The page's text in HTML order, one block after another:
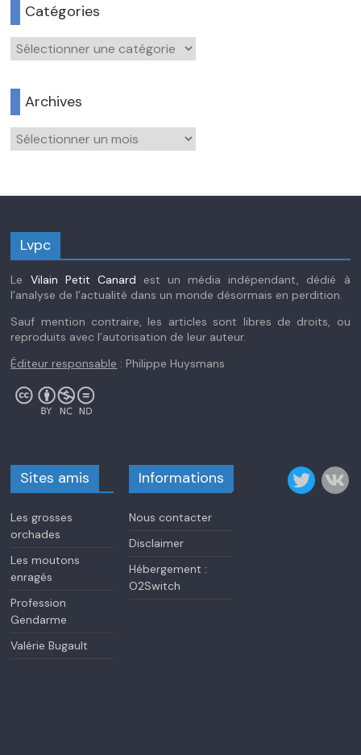
Catégories
Catégories
Archives
Archives
Lvpc
Le Vilain Petit Canard est un média indépendant, dédié à
l’analyse de l’actualité dans un monde désormais en perdition.
Sauf mention contraire, les articles sont libres de droits, ou
reproduits avec l’autorisation de leur auteur.
Éditeur responsable : Philippe Huysmans
Sites amis
Les grosses
orchades
Les moutons
enragés
Profession
Gendarme
Valérie Bugault
Informations
Nous contacter
Disclaimer
Hébergement :
O2Switch